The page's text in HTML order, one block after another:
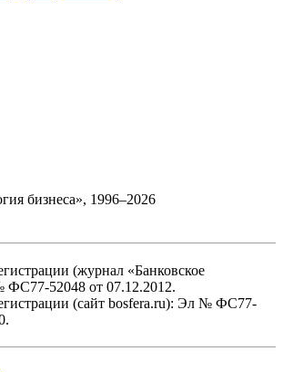
бизнеса», 1996–2026
(журнал «Банковское
52048 от 07.12.2012.
(сайт bosfera.ru): Эл № ФС77-